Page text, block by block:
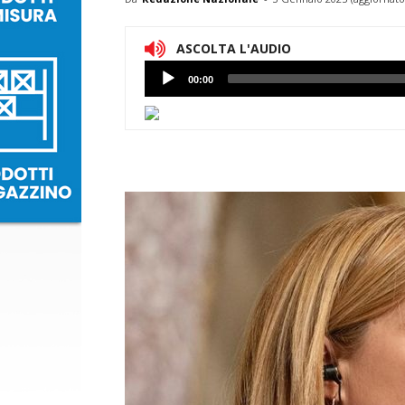
ASCOLTA L'AUDIO
Lettore
Audio
00:00